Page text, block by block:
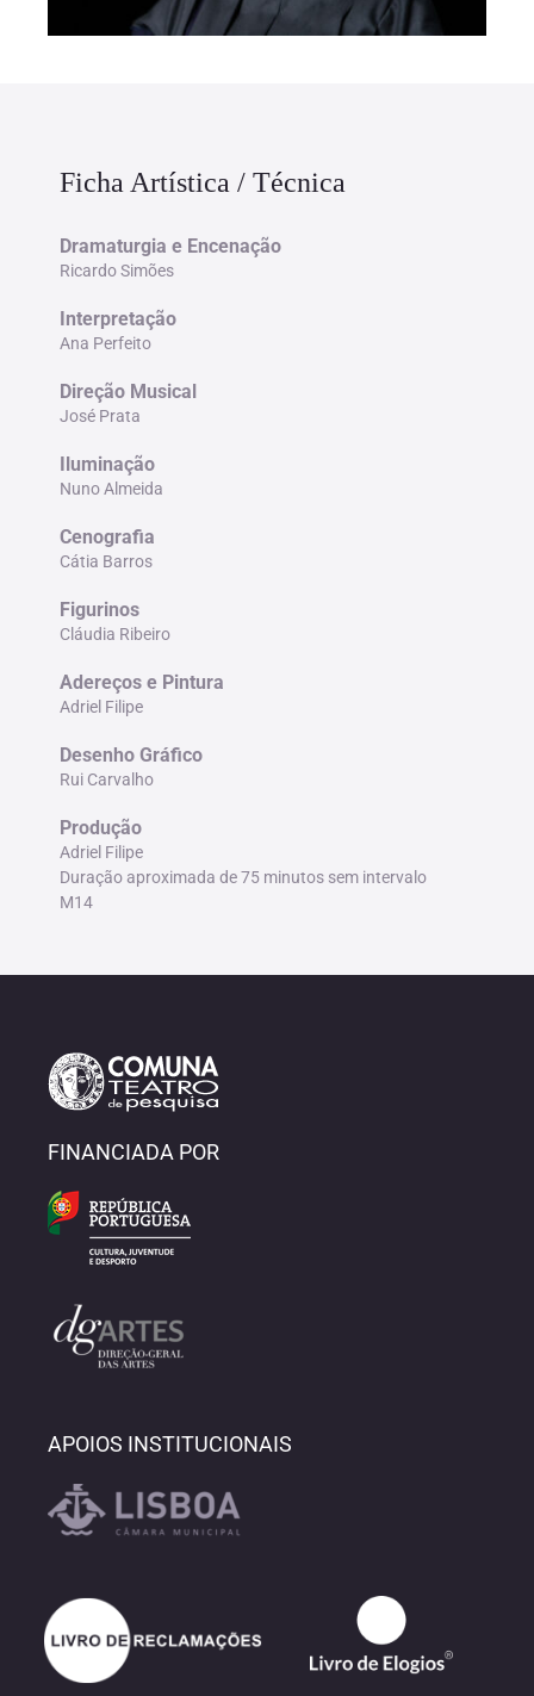
Ficha Artística / Técnica
Dramaturgia e Encenação
Ricardo Simões
Interpretação
Ana Perfeito
Direção Musical
José Prata
Iluminação
Nuno Almeida
Cenografia
Cátia Barros
Figurinos
Cláudia Ribeiro
Adereços e Pintura
Adriel Filipe
Desenho Gráfico
Rui Carvalho
Produção
Adriel Filipe
Duração aproximada de 75 minutos sem intervalo
M14
FINANCIADA POR
APOIOS INSTITUCIONAIS